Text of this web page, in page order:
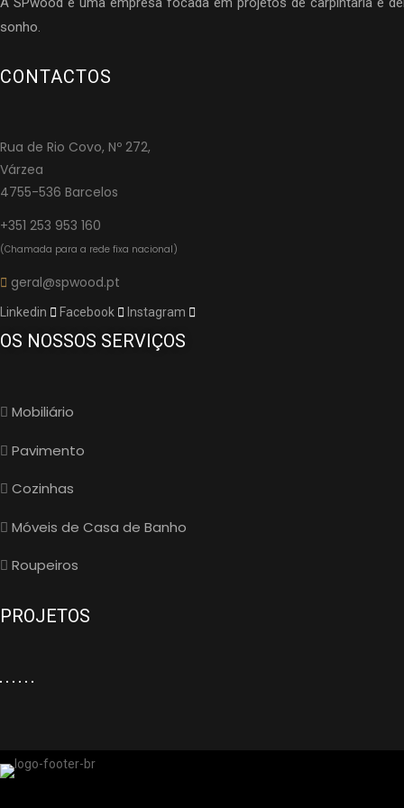
sonho.
CONTACTOS
Rua de Rio Covo, Nº 272,
Várzea
4755-536 Barcelos
+351 253 953 160
(Chamada para a rede fixa nacional)
geral@spwood.pt
Linkedin Facebook Instagram
OS NOSSOS SERVIÇOS
Mobiliário
Pavimento
Cozinhas
Móveis de Casa de Banho
Roupeiros
PROJETOS